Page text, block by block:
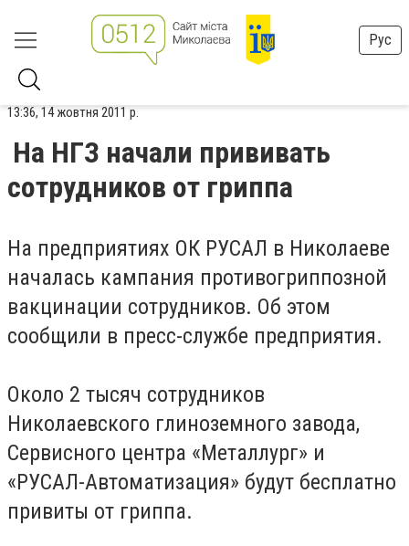
Рус
13:36, 14 жовтня 2011 р.
На НГЗ начали прививать
сотрудников от гриппа
На предприятиях ОК РУСАЛ в Николаеве
началась кампания противогриппозной
вакцинации сотрудников. Об этом
сообщили в пресс-службе предприятия.
Около 2 тысяч сотрудников
Николаевского глиноземного завода,
Сервисного центра «Металлург» и
«РУСАЛ-Автоматизация» будут бесплатно
привиты от гриппа.